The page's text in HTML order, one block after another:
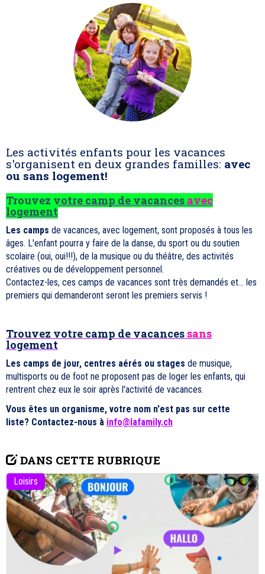
Les activités enfants pour les vacances
s'organisent en deux grandes familles: avec
ou sans logement!
Trouvez votre camp de vacances avec
logement
Les camps de vacances, avec logement, sont proposés à tous les
âges. L'enfant pourra y faire de la danse, du sport ou du soutien
scolaire (oui, oui!!!), de la musique ou du théâtre, des activités
créatives ou de développement personnel.
Contactez-les, ces camps de vacances sont très demandés et... les
premiers qui demanderont seront les premiers servis !
Trouvez votre camp de vacances sans
logement
Les camps de jour, centres aérés ou stages de musique,
multisports ou de foot ne proposent pas de loger les enfants, qui
rentrent chez eux le soir après l'activité de vacances.
Vous êtes un organisme, votre nom n'est pas sur cette
liste? Contactez-nous à info@lafamily.ch
DANS CETTE RUBRIQUE
Loisirs